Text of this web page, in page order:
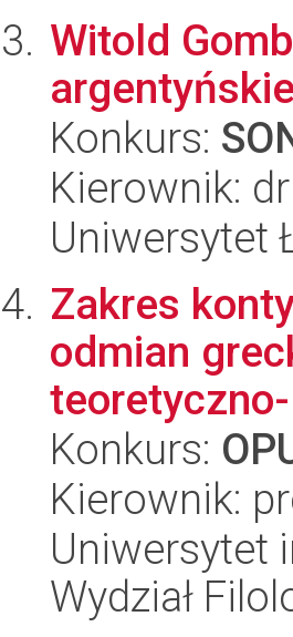
Witold
Konkurs:
Kierownik:
Uniwersytet
Zakres
odmian
Konkurs:
Kierownik:
Uniwersytet
Wydział